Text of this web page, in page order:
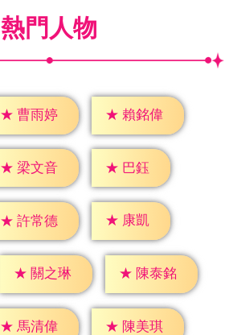
熱門人物
★ 曹雨婷 ★ 賴銘偉
★ 梁文音 ★ 巴鈺
★ 許常德 ★ 康凱
★ 關之琳 ★ 陳泰銘
★ 馬清偉 ★ 陳美琪